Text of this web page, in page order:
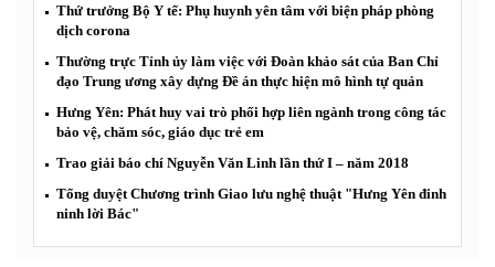
Thứ trưởng Bộ Y tế: Phụ huynh yên tâm với biện pháp phòng
dịch corona
Thường trực Tỉnh ủy làm việc với Đoàn khảo sát của Ban Chỉ
đạo Trung ương xây dựng Đề án thực hiện mô hình tự quản
Hưng Yên: Phát huy vai trò phối hợp liên ngành trong công tác
bảo vệ, chăm sóc, giáo dục trẻ em
Trao giải báo chí Nguyễn Văn Linh lần thứ I – năm 2018
Tổng duyệt Chương trình Giao lưu nghệ thuật "Hưng Yên đinh
ninh lời Bác"